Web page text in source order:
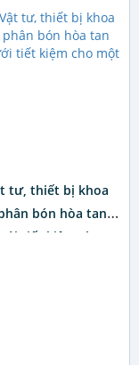
tư, thiết bị khoa
bón hòa tan
tiết kiệm cho